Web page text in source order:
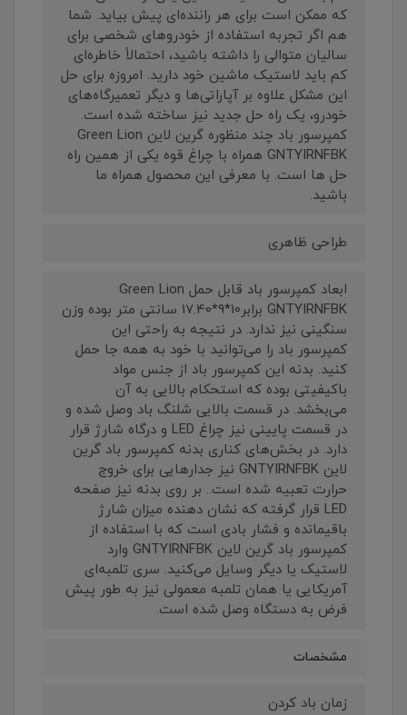
که ممکن است برای هر راننده‌‌ای پیش بیاید. شما
هم اگر تجربه استفاده از خودروهای شخصی برای
سالیان متوالی را داشته باشید، احتمالاً خاطره‌ای
کم باید لاستیک ماشین خود دارید. امروزه برای حل
این مشکل علاوه بر آپاراتی‌ها و دیگر تعمیرگاه‌های
خودرو، یک راه حل جدید نیز ساخته شده است.
کمپرسور باد چند منظوره گرین لاین Green Lion
GNTYIRNFBK همراه با چراغ قوه یکی از همین راه
حل ها است. با معرفی این محصول همراه ما
باشید.
طراحی ظاهری
ابعاد کمپرسور باد قابل حمل Green Lion
GNTYIRNFBK برابر10*9*17.40 سانتی متر بوده وزن
سنگینی نیز ندارد. در نتیجه به راحتی این
کمپرسور باد را می‌توانید با خود به همه جا حمل
کنید. بدنه این کمپرسور باد از جنس مواد
باکیفیتی بوده که استحکام بالایی به آن
می‌بخشد. در قسمت بالایی شلنگ باد وصل شده و
در قسمت پایینی نیز چراغ LED و درگاه شارژ قرار
دارد. در بخش‌های کناری بدنه کمپرسور باد گرین
لاین GNTYIRNFBK نیز جدارهایی برای خروج
حرارت تعبیه شده است.. بر روی بدنه نیز صفحه
LED قرار گرفته که نشان دهنده میزان شارژ
باقیمانده و فشار بادی است که با استفاده از
کمپرسور باد گرین لاین GNTYIRNFBK وارد
لاستیک یا دیگر وسایل می‌کنید. سری تلمبه‌ای
آمریکایی یا همان تلمبه معمولی نیز به طور پیش
فرض به دستگاه وصل شده است.
مشخصات
زمان باد کردن